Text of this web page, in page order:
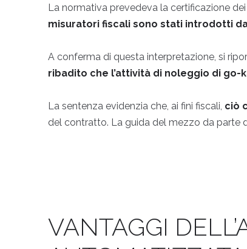
La normativa prevedeva la certificazione
misuratori fiscali sono stati introdotti
A conferma di questa interpretazione, si
ribadito che l’attività di noleggio di
La sentenza evidenzia che, ai fini fiscali, ciò
del contratto. La guida del mezzo da parte
VANTAGGI